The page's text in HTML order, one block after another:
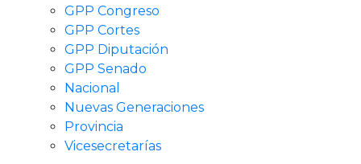
GPP Congreso
GPP Cortes
GPP Diputación
GPP Senado
Nacional
Nuevas Generaciones
Provincia
Vicesecretarías